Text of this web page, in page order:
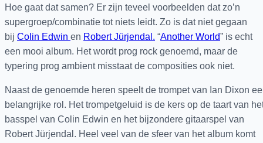
Hoe gaat dat samen? Er zijn teveel voorbeelden dat zo’n
supergroep/combinatie tot niets leidt. Zo is dat niet gegaan
bij Colin Edwin en Robert Jürjendal. “Another World” is echt
een mooi album. Het wordt prog rock genoemd, maar de
typering prog ambient misstaat de composities ook niet.
Naast de genoemde heren speelt de trompet van Ian Dixon
belangrijke rol. Het trompetgeluid is de kers op de taart van
basspel van Colin Edwin en het bijzondere gitaarspel van
Robert Jürjendal. Heel veel van de sfeer van het album komt